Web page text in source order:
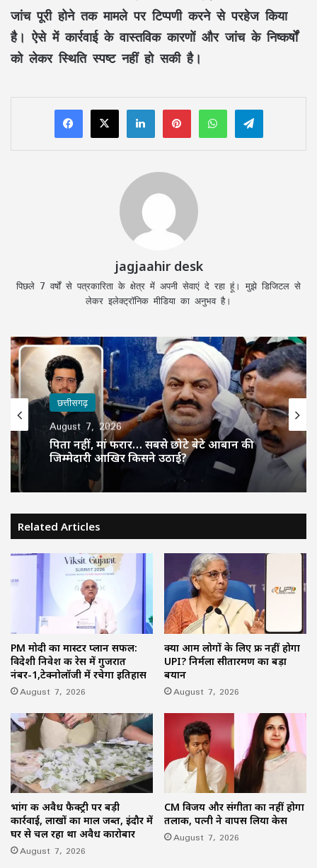
जांच पूरी होने तक मामले पर टिप्पणी करने से परहेज किया
है। ऐसे में कार्रवाई के वास्तविक कारणों और जांच के निष्कर्षों
को लेकर स्थिति स्पष्ट नहीं हो सकी है।
LinkedInPinterestWhatsAppTelegram
jagjaahir desk
पिछले 7 वर्षों से पत्रकारिता के क्षेत्र में अपनी सेवाएं दे रहा हूं। मुझे डिजिटल से
लेकर इलेक्ट्रॉनिक मीडिया का अनुभव है।
छत्तीसगढ़
August 7, 2026
पिता नहीं, मां फरार… सबसे छोटे बेटे आबान की
जिम्मेदारी आखिर किसने उठाई?
Related Articles
PM मोदी का मास्टर प्लान सफल:
विदेशी निवेश की रेस में गुजरात
नंबर-1,टेक्नोलॉजी में रचेगा इतिहास
August 7, 2026
क्या आम लोगों के लिए फ्री नहीं होगा
UPI? निर्मला सीतारमण का बड़ा
बयान
August 7, 2026
भांग की अवैध फैक्ट्री पर बड़ी
कार्रवाई, लाखों का माल जब्त, इंदौर में
घर से चल रहा था अवैध कारोबार
August 7, 2026
CM विजय और संगीता का नहीं होगा
तलाक, पत्नी ने वापस लिया केस
August 7, 2026